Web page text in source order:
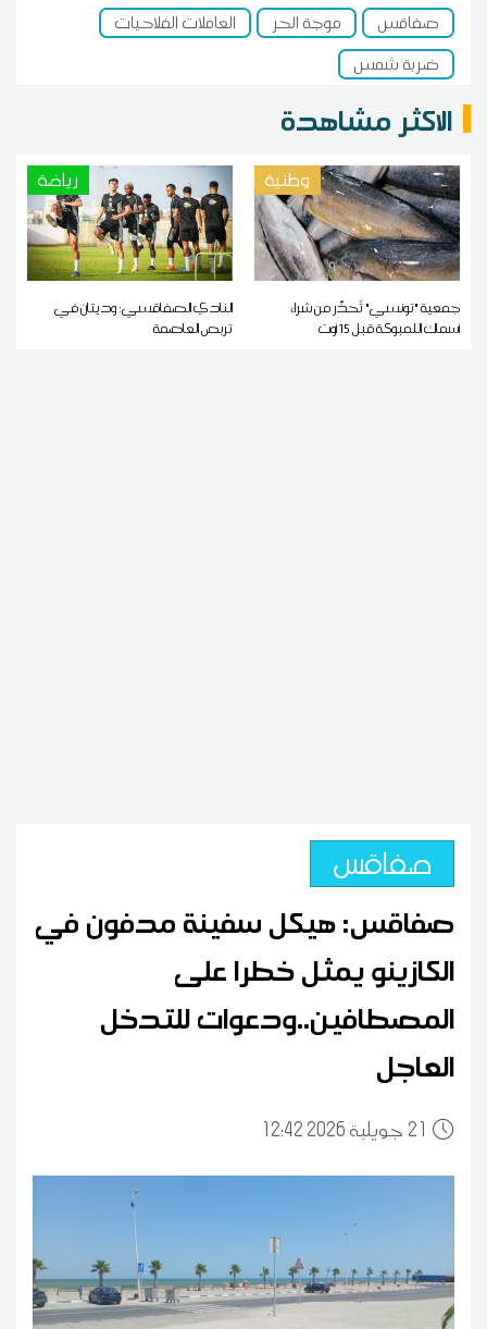
صفاقس
موجة الحر
العاملات الفلاحيات
ضربة شمس
الاكثر مشاهدة
وطنية
جمعية "تونسي" تُحذّر من شراء
أسماك اللمبوكة قبل 15 أوت
رياضة
النادي الصفاقسي: وديتان في
تربص العاصمة
صفاقس
صفاقس: هيكل سفينة مدفون في
الكازينو يمثل خطرا على
المصطافين..ودعوات للتدخل
العاجل
21 12:42 2026 جويلية